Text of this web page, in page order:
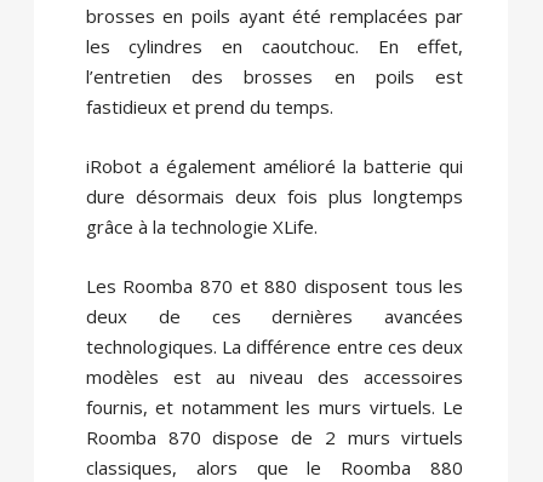
brosses en poils ayant été remplacées par
les cylindres en caoutchouc. En effet,
l’entretien des brosses en poils est
fastidieux et prend du temps.
iRobot a également amélioré la batterie qui
dure désormais deux fois plus longtemps
grâce à la technologie XLife.
Les Roomba 870 et 880 disposent tous les
deux de ces dernières avancées
technologiques. La différence entre ces deux
modèles est au niveau des accessoires
fournis, et notamment les murs virtuels. Le
Roomba 870 dispose de 2 murs virtuels
classiques, alors que le Roomba 880